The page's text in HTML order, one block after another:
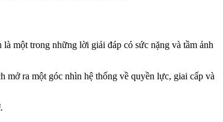
là một trong những lời giải đáp có sức nặng và tầm ảnh
ra một góc nhìn hệ thống về quyền lực, giai cấp và